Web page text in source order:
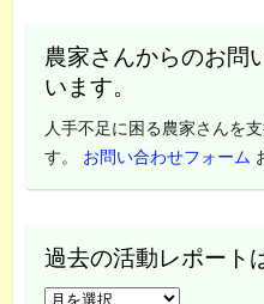
農家さんからのお問
います。
人手不足に困る農家さんを
す。 お問い合わせフォーム
過去の活動レポート
過